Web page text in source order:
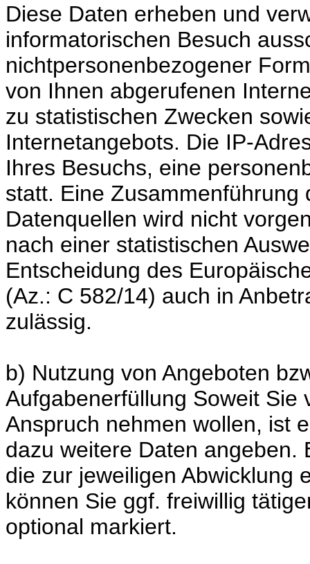
Diese Daten erheben und
informatorischen Besuch
nichtpersonenbezogener
von Ihnen abgerufenen
zu statistischen Zwecken
Internetangebots. Die IP-
Ihres Besuchs, eine
statt. Eine
Datenquellen wird nicht
nach einer statistischen
Entscheidung des
(Az.: C 582/14) auch in
zulässig.
b) Nutzung von Angeboten
Aufgabenerfüllung Soweit Sie
Anspruch nehmen wollen, ist
dazu weitere Daten angeben.
die zur jeweiligen Abwicklung
können Sie ggf. freiwillig
optional markiert.